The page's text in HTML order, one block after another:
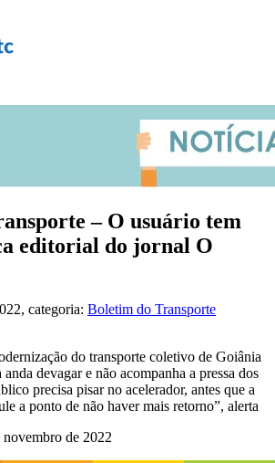
– O usuário tem
editorial do jornal O
, categoria: Boletim do Transporte
do transporte coletivo de Goiânia
devagar e não acompanha a pressa dos
precisa pisar no acelerador, antes que a
a ponto de não haver mais retorno”, alerta
de 2022